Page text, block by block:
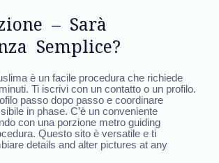
– Sarà
Semplice?
è un facile procedura che richiede
Ti iscrivi con un contatto o un profilo.
passo dopo passo e coordinare
in phase. C’è un conveniente
con una porzione metro guiding
Questo sito è versatile e ti
details and alter pictures at any